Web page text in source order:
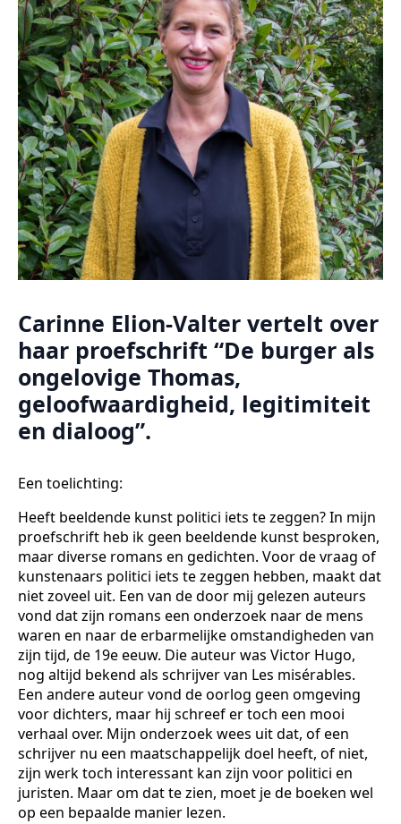
Carinne Elion-Valter vertelt over
haar proefschrift “De burger als
ongelovige Thomas,
geloofwaardigheid, legitimiteit
en dialoog”.
Een toelichting:
Heeft beeldende kunst politici iets te zeggen? In mijn
proefschrift heb ik geen beeldende kunst besproken,
maar diverse romans en gedichten. Voor de vraag of
kunstenaars politici iets te zeggen hebben, maakt dat
niet zoveel uit. Een van de door mij gelezen auteurs
vond dat zijn romans een onderzoek naar de mens
waren en naar de erbarmelijke omstandigheden van
zijn tijd, de 19e eeuw. Die auteur was Victor Hugo,
nog altijd bekend als schrijver van Les misérables.
Een andere auteur vond de oorlog geen omgeving
voor dichters, maar hij schreef er toch een mooi
verhaal over. Mijn onderzoek wees uit dat, of een
schrijver nu een maatschappelijk doel heeft, of niet,
zijn werk toch interessant kan zijn voor politici en
juristen. Maar om dat te zien, moet je de boeken wel
op een bepaalde manier lezen.